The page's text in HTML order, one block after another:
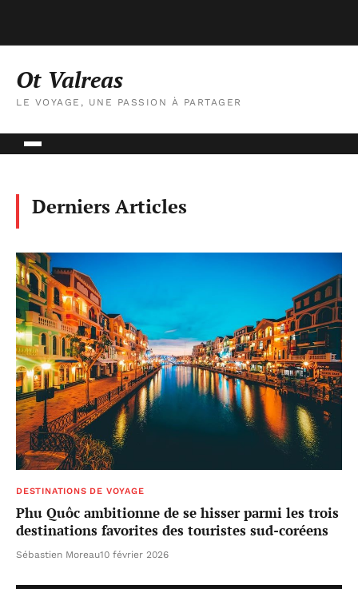
Ot Valreas
LE VOYAGE, UNE PASSION À PARTAGER
Derniers Articles
DESTINATIONS DE VOYAGE
Phu Quôc ambitionne de se hisser parmi les trois
destinations favorites des touristes sud-coréens
Sébastien Moreau10 février 2026